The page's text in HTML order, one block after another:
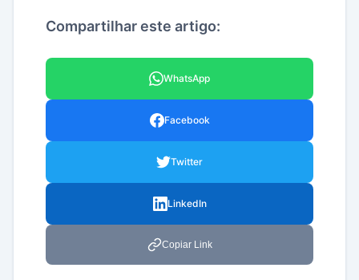
Compartilhar este artigo:
WhatsApp
Facebook
Twitter
LinkedIn
Copiar Link